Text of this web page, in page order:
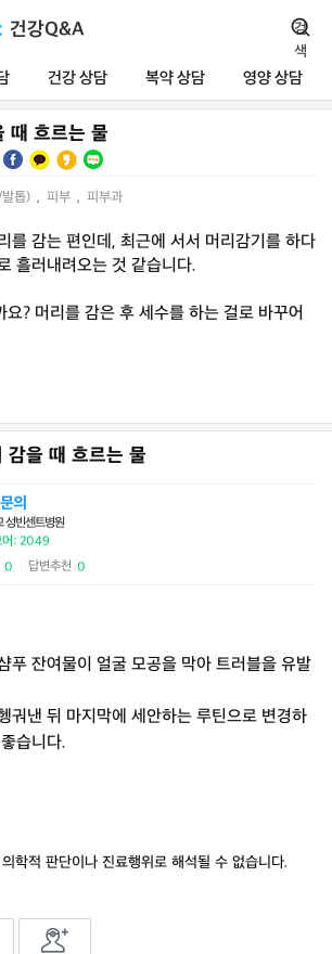
건강Q&A
건강 상담 복약 상담 영양 상담
검
색
때 흐르는 물
톱) , 피부 , 피부과
를 감는 편인데, 최근에 서서 머리감기를 하다
흘러내려오는 것 같습니다.
? 머리를 감은 후 세수를 하는 걸로 바꾸어
감을 때 흐르는 물
의
성빈센트병원
어: 2049
0 답변추천 0
푸 잔여물이 얼굴 모공을 막아 트러블을 유발
궈낸 뒤 마지막에 세안하는 루틴으로 변경하
습니다.
학적 판단이나 진료행위로 해석될 수 없습니다.